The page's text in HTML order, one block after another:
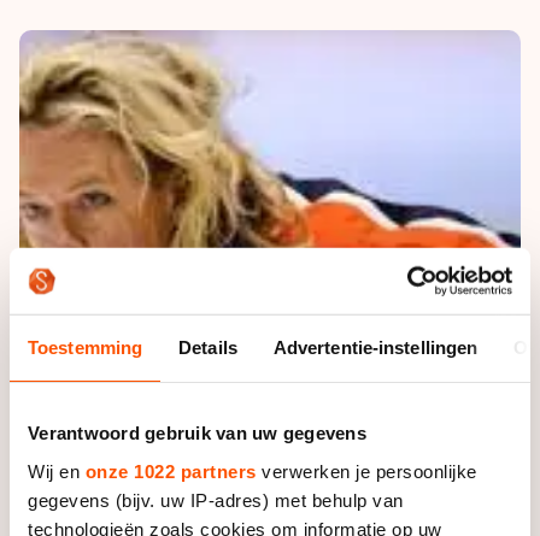
Toestemming Details Advertentie-instellingen
Verantwoord gebruik van uw gegevens
Wij en onze 1022 partners verwerken je persoonlijke
gegevens (bijv. uw IP-adres) met behulp van
technologieën zoals cookies om informatie op uw
Schoonrijden
Natuurijs
Inlineskaten
Kunstschaatsen
Historie & statistiek
Inschrijven wedstrijden
Algemene Nederlandse Schaatstijd
Deze zomer de weg op
Waar kan ik schaatsen en skaten?
Schaatsfans
Alles voor jou als schaatsfan
Evenementen
Tickets
Livestreams
Word schaatsfan!
Winacties
Olympische Spelen
Olympische Spelen
Medaillespiegel
Olympische uitslagen
Van Jong tot Goud verhalen